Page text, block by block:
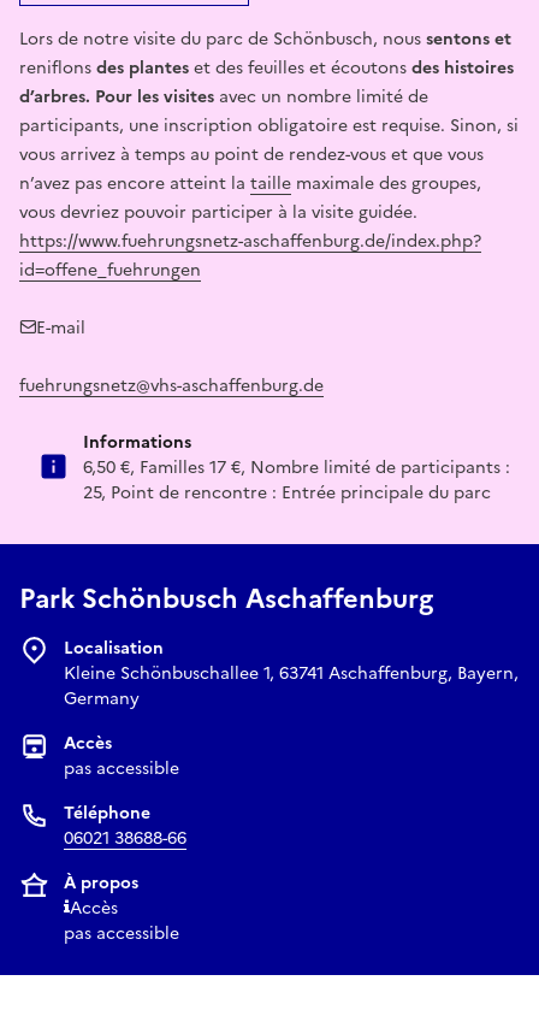
Lors de notre visite du parc de Schönbusch, noussentons et
reniflonsdes planteset des feuilles et écoutonsdes histoires
d’arbres. Pour les visites avec un nombre limité de
participants, une inscription obligatoire est requise. Sinon, si
vous arrivez à temps au point de rendez-vous et que vous
n’avez pas encore atteint la taille maximale des groupes,
vous devriez pouvoir participer à la visite guidée.
https://www.fuehrungsnetz-aschaffenburg.de/index.php?
id=offene_fuehrungen
E-mail
fuehrungsnetz@vhs-aschaffenburg.de
Informations
6,50 €, Familles 17 €, Nombre limité de participants :
25, Point de rencontre : Entrée principale du parc
Park Schönbusch Aschaffenburg
Localisation
Kleine Schönbuschallee 1, 63741 Aschaffenburg, Bayern,
Germany
Accès
pas accessible
Téléphone
06021 38688-66
À propos
Accès
pas accessible